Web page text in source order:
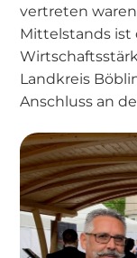
vertreten
Mittelstands ist
Landkreis
Anschluss an